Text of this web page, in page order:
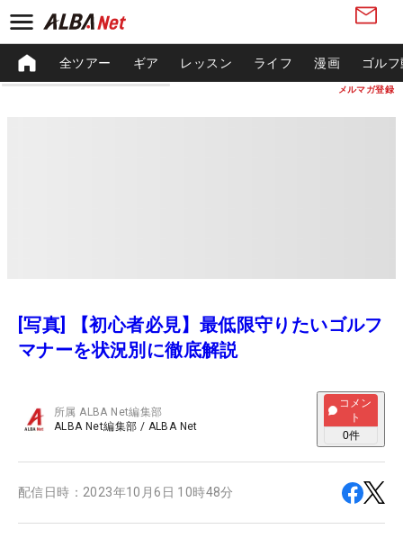
メルマガ登録
全ツアー ギア レッスン ライフ 漫画 ゴル
[写真] 【初心者必見】最低限守りたいゴルフ
マナーを状況別に徹底解説
所属ALBA Net編集部
ALBA Net編集部 / ALBA Net
コメン
ト
0件
配信日時： 2023年10月6日 10時48分